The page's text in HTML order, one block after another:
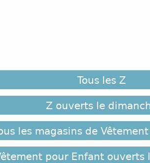
Tous les Z
Z ouverts le
les magasins de
pour Enfant ouverts